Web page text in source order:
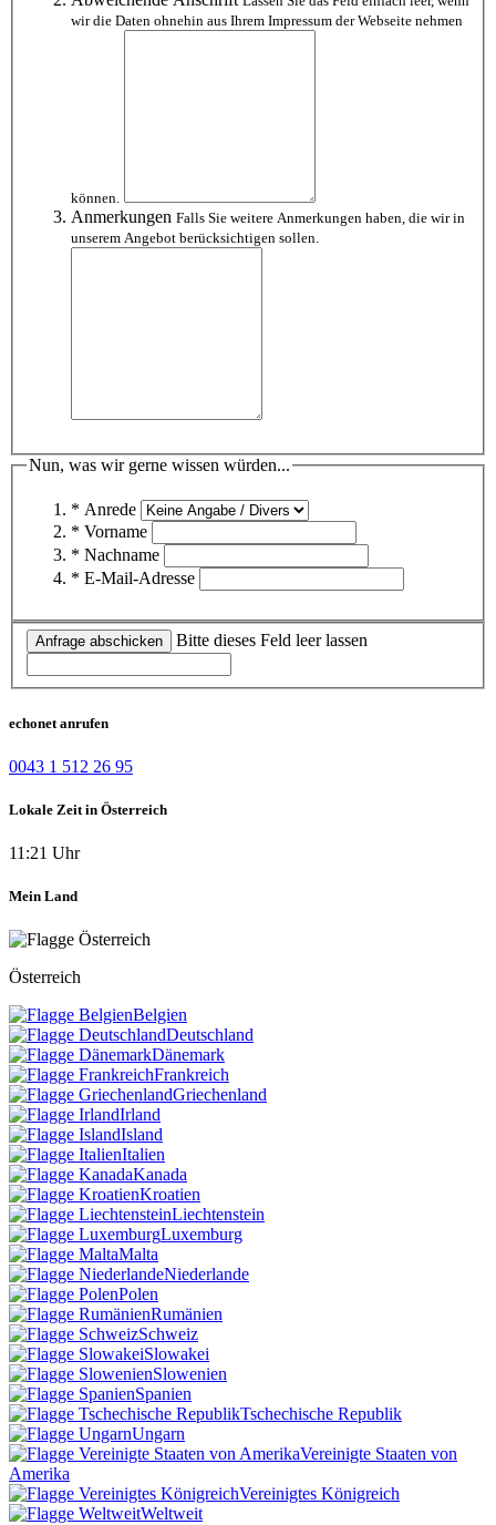
wir die Daten ohnehin aus Ihrem Impressum der Webseite nehmen
können.
Anmerkungen Falls Sie weitere Anmerkungen haben, die wir in
unserem Angebot berücksichtigen sollen.
Nun, was wir gerne wissen würden...
* Anrede
* Vorname
* Nachname
* E-Mail-Adresse
Anfrage abschicken Bitte dieses Feld leer lassen
echonet anrufen
0043 1 512 26 95
Lokale Zeit in Österreich
11:21 Uhr
Mein Land
Österreich
Belgien
Deutschland
Dänemark
Frankreich
Griechenland
Irland
Island
Italien
Kanada
Kroatien
Liechtenstein
Luxemburg
Malta
Niederlande
Polen
Rumänien
Schweiz
Slowakei
Slowenien
Spanien
Tschechische Republik
Ungarn
Vereinigte Staaten von
Amerika
Vereinigtes Königreich
Weltweit